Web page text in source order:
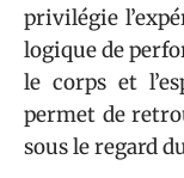
privilégie
logique de
le corps et
permet de
sous le regard